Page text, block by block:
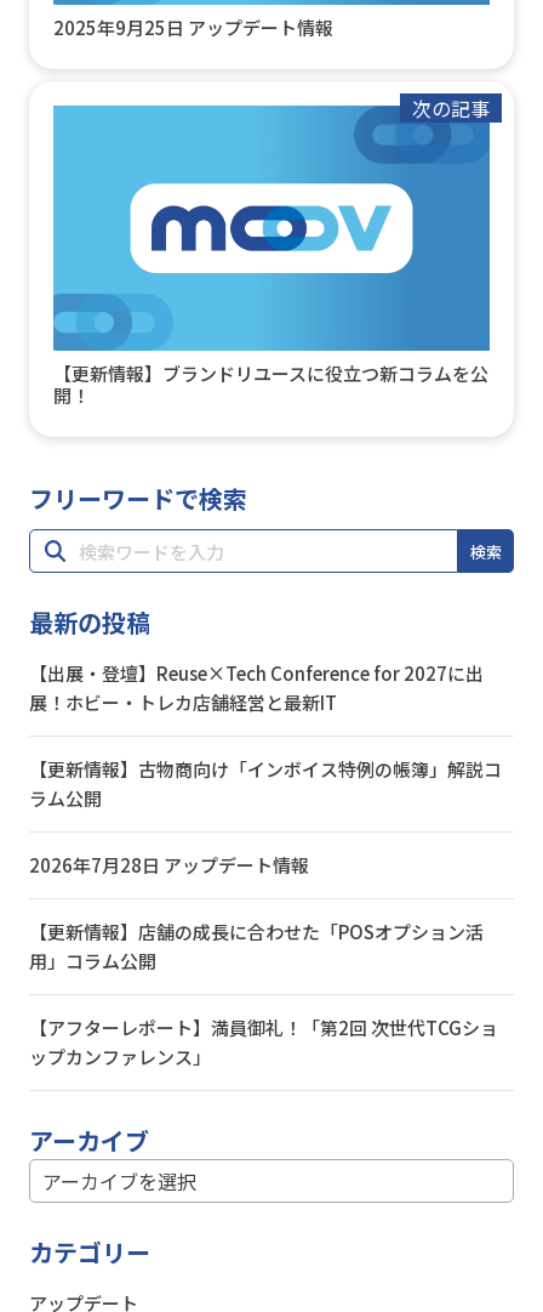
2025年9月25日 アップデート情報
【更新情報】ブランドリユースに役立つ新コラムを公
開！
次の記事
フリーワードで検索
検索
最新の投稿
【出展・登壇】Reuse×Tech Conference for 2027に出
展！ホビー・トレカ店舗経営と最新IT
【更新情報】古物商向け「インボイス特例の帳簿」解説コ
ラム公開
2026年7月28日 アップデート情報
【更新情報】店舗の成長に合わせた「POSオプション活
用」コラム公開
【アフターレポート】満員御礼！「第2回 次世代TCGショ
ップカンファレンス」
アーカイブ
カテゴリー
アップデート